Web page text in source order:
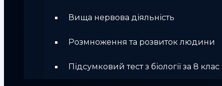
Вища нервова діяльність
Розмноження та розвиток людини
Підсумковий тест з біології за 8 клас